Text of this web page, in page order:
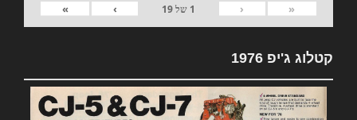
«
‹
1 של19
›
»
קטלוג ג'יפ 1976